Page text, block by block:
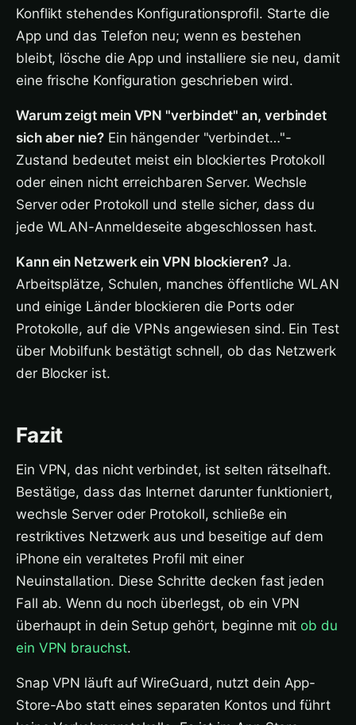
Konflikt stehendes Konfigurationsprofil. Starte die
App und das Telefon neu; wenn es bestehen
bleibt, lösche die App und installiere sie neu, damit
eine frische Konfiguration geschrieben wird.
Warum zeigt mein VPN "verbindet" an, verbindet
sich aber nie?Ein hängender "verbindet…"-
Zustand bedeutet meist ein blockiertes Protokoll
oder einen nicht erreichbaren Server. Wechsle
Server oder Protokoll und stelle sicher, dass du
jede WLAN-Anmeldeseite abgeschlossen hast.
Kann ein Netzwerk ein VPN blockieren?Ja.
Arbeitsplätze, Schulen, manches öffentliche WLAN
und einige Länder blockieren die Ports oder
Protokolle, auf die VPNs angewiesen sind. Ein Test
über Mobilfunk bestätigt schnell, ob das Netzwerk
der Blocker ist.
Fazit
Ein VPN, das nicht verbindet, ist selten rätselhaft.
Bestätige, dass das Internet darunter funktioniert,
wechsle Server oder Protokoll, schließe ein
restriktives Netzwerk aus und beseitige auf dem
iPhone ein veraltetes Profil mit einer
Neuinstallation. Diese Schritte decken fast jeden
Fall ab. Wenn du noch überlegst, ob ein VPN
überhaupt in dein Setup gehört, beginne mit ob du
ein VPN brauchst.
Snap VPN läuft auf WireGuard, nutzt dein App-
Store-Abo statt eines separaten Kontos und führt